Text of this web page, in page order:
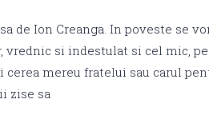
de Ion Creanga. In poveste se
vrednic si indestulat si cel mic,
cerea mereu fratelui sau carul
zise sa